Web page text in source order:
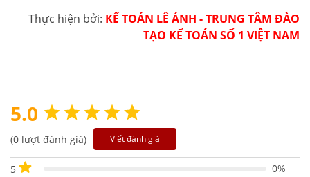
Thực hiện bởi: KẾ TOÁN LÊ ÁNH - TRUNG TÂM ĐÀO
TẠO KẾ TOÁN SỐ 1 VIỆT NAM
5.0
(0 lượt đánh giá) Viết đánh giá
5
0%